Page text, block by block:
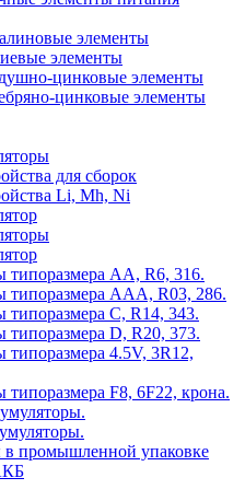
элементы
элементы
цинковые элементы
цинковые элементы
для сборок
Li, Mh, Ni
типоразмера АА, R6, 316.
типоразмера ААА, R03, 286.
типоразмера С, R14, 343.
типоразмера D, R20, 373.
типоразмера 4.5V, 3R12,
типоразмера F8, 6F22, крона.
в промышленной упаковке